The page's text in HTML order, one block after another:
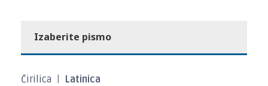
Izaberite pismo
Ćirilica Latinica